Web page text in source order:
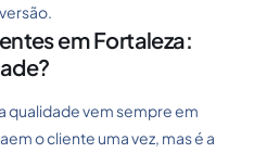
em Fortaleza:
qualidade vem sempre em
o cliente uma vez, mas é a